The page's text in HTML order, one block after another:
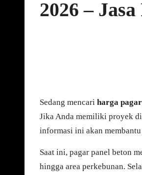
2026 –
Sedang mencari harga
Jika Anda memiliki proyek
informasi ini akan
Saat ini, pagar panel beton
hingga area perkebunan.